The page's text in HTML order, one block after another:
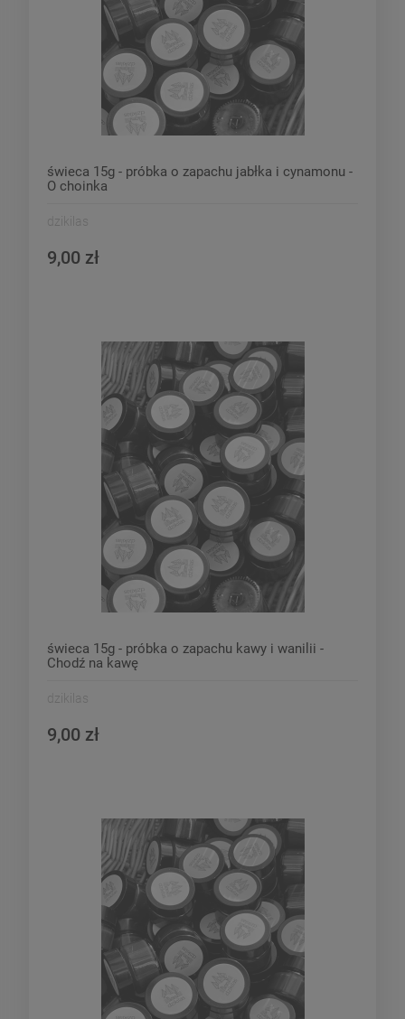
świeca 15g - próbka o zapachu jabłka i cynamonu -
O choinka
dzikilas
9,00 zł
świeca 15g - próbka o zapachu kawy i wanilii -
Chodź na kawę
dzikilas
9,00 zł